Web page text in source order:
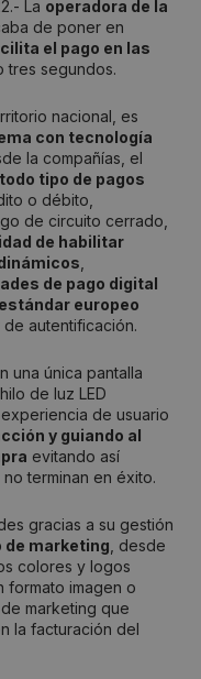
La operadora de la
de poner en
el pago en las
tres segundos.
nacional, es
con tecnología
la compañías, el
tipo de pagos
o débito,
de circuito cerrado,
de habilitar
de pago digital
europeo
autentificación.
una única pantalla
de luz LED
de usuario
y guiando al
evitando así
terminan en éxito.
gracias a su gestión
de marketing , desde
colores y logos
formato imagen o
marketing que
la facturación del